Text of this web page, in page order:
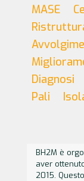
MASE
Diagnosi
Pali
BH2M è
aver
2015.